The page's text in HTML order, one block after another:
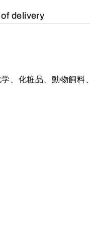
delivery
、化粧品、動物飼